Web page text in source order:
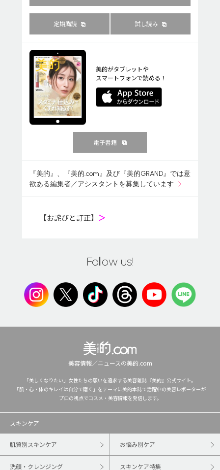
定期購読 試し読み
美的がタブレットや
スマートフォンで読める！
電子書籍
『美的』、『美的.com』及び『美的GRAND』では意
欲ある編集者／アシスタントを募集しています
【お詫びと訂正】 ＞
Follow us!
美容情報／ニュースの美的.com
「美しくなりたい」女性たちの願いを追求する美容雑誌『美的』公式サイト。
「肌・心・体のキレイは自分で磨く」をテーマに美的本誌で活躍中の美容レポーターが
プロの視点でコスメ・美容情報を発信します。
スキンケア
肌質別スキンケア お悩み別ケア
洗顔・クレンジング スキンケア特集